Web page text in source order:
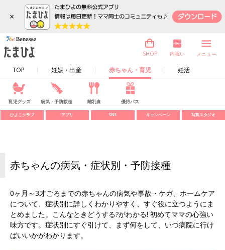
×
TOP 妊娠・出産 赤ちゃん・育児 妊活
SHOP 内祝い メニュー
育児グッズ 病気・予防接種 離乳食 優待パス
ひよこクラブ アプリ SNS キャンペーン 写真スタジオ
赤ちゃんの病気・症状別・予防接種
0ヶ月～3才ごろまでの赤ちゃんの病気や事故・ケガ、ホームケア
について、症状別に詳しくわかりやすく、すぐ役に立つようにま
とめました。こんなときどうする?がわかる! 初めてママの心強い
味方です。症状別にすぐ引けて、まず何をして、いつ病院に行け
ばいいかがわかります。